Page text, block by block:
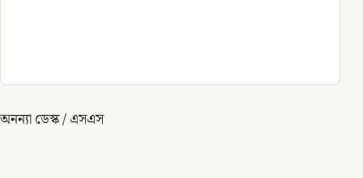
অনন্যা ডেস্ক / এসএস